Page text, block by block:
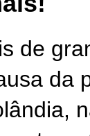
de
da